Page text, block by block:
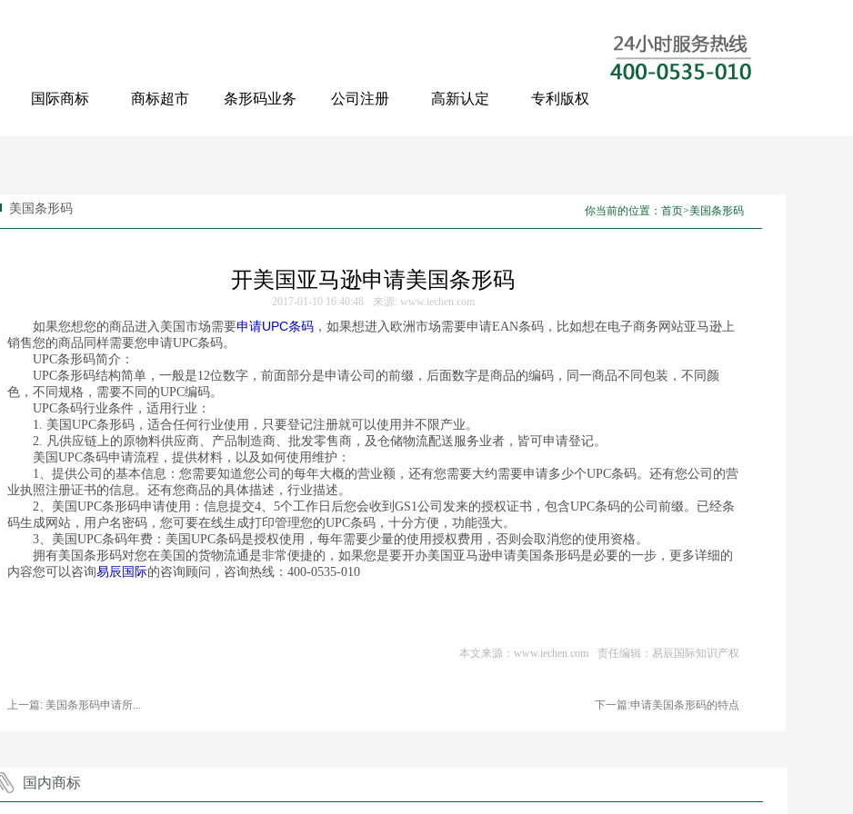
国际商标 商标超市 条形码业务 公司注册 高新认定 专利版权
美国条形码 你当前的位置： 首页>美国条形码
开美国亚马逊申请美国条形码
2017-01-10 16:40:48 来源: www.iechen.com
如果您想您的商品进入美国市场需要申请UPC条码，如果想进入欧洲市场需要申请EAN条码，比如想在电子商务网站亚马逊上
销售您的商品同样需要您申请UPC条码。
UPC条形码简介：
UPC条形码结构简单，一般是12位数字，前面部分是申请公司的前缀，后面数字是商品的编码，同一商品不同包装，不同颜
色，不同规格，需要不同的UPC编码。
UPC条码行业条件，适用行业：
1. 美国UPC条形码，适合任何行业使用，只要登记注册就可以使用并不限产业。
2. 凡供应链上的原物料供应商、产品制造商、批发零售商，及仓储物流配送服务业者，皆可申请登记。
美国UPC条码申请流程，提供材料，以及如何使用维护：
1、提供公司的基本信息：您需要知道您公司的每年大概的营业额，还有您需要大约需要申请多少个UPC条码。还有您公司的营
业执照注册证书的信息。还有您商品的具体描述，行业描述。
2、美国UPC条形码申请使用：信息提交4、5个工作日后您会收到GS1公司发来的授权证书，包含UPC条码的公司前缀。已经条
码生成网站，用户名密码，您可要在线生成打印管理您的UPC条码，十分方便，功能强大。
3、美国UPC条码年费：美国UPC条码是授权使用，每年需要少量的使用授权费用，否则会取消您的使用资格。
拥有美国条形码对您在美国的货物流通是非常便捷的，如果您是要开办美国亚马逊申请美国条形码是必要的一步，更多详细的
内容您可以咨询易辰国际的咨询顾问，咨询热线：400-0535-010
本文来源：www.iechen.com 责任编辑：易辰国际知识产权
上一篇: 美国条形码申请所... 下一篇:申请美国条形码的特点
国内商标